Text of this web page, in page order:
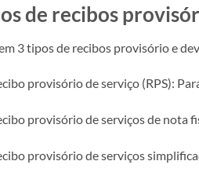
de recibos
3 tipos de recibos provisório e
provisório de serviço (RPS):
provisório de serviços de nota
provisório de serviços